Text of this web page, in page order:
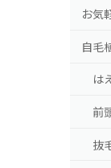
お気
自毛
は
前
抜